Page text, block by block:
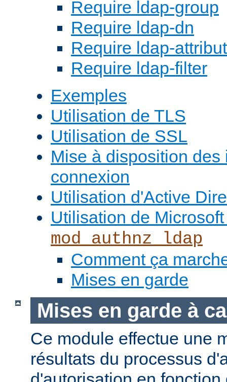
Require ldap-group
Require ldap-dn
Require ldap-
Require ldap-filter
Exemples
Utilisation de TLS
Utilisation de SSL
Mise à disposition des
connexion
Utilisation d'Active
Utilisation de
mod_authnz_ldap
Comment ça
Mises en garde
Mises en garde à
Ce module effectue une
résultats du processus